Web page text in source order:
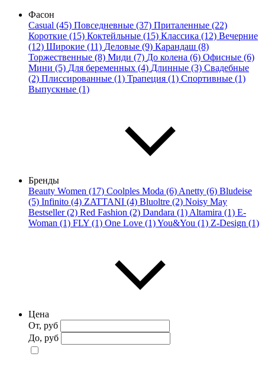
Фасон
Casual (45) Повседневные (37) Приталенные (22)
Короткие (15) Коктейльные (15) Классика (12) Вечерние
(12) Широкие (11) Деловые (9) Карандаш (8)
Торжественные (8) Миди (7) До колена (6) Офисные (6)
Мини (5) Для беременных (4) Длинные (3) Свадебные
(2) Плиссированные (1) Трапеция (1) Спортивные (1)
Выпускные (1)
Бренды
Beauty Women (17) Coolples Moda (6) Anetty (6) Bludeise
(5) Infinito (4) ZATTANI (4) Bluoltre (2) Noisy May
Bestseller (2) Red Fashion (2) Dandara (1) Altamira (1) E-
Woman (1) FLY (1) One Love (1)You&You (1) Z-Design (1)
Цена
От, руб
До, руб